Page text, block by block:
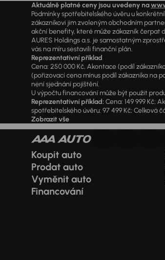
Aktuálně platné ceny jsou uvedeny na
Podmínky spotřebitelského úvěru u
zákazníkovi jim zvoleným obchodním
akční benefity, které může zákazník čerpat
AURES Holdings a.s. je samostatným
vás na míru sestavili finanční plán.
Reprezentativní příklad
Cena: 250 000 Kč, Akontace (podíl
(pořizovací cena mínus podíl zákazníka na
není sjednání pojištění.
U výpočtu financování může být použit
Reprezentativní příklad:Cena: 149 999 Kč;
spotřebitelského úvěru: 97 499 Kč; Celková
Zobrazit vše
Koupit auto
Prodat auto
Vyměnit auto
Financování